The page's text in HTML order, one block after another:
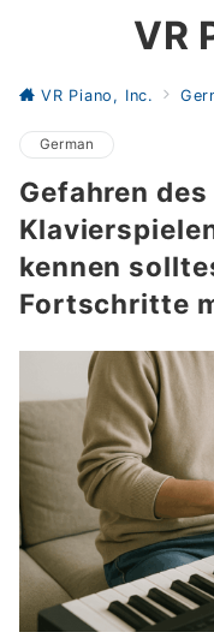
VR
VR Piano, Inc.
German
Gefahren
kennen
Fortschritte